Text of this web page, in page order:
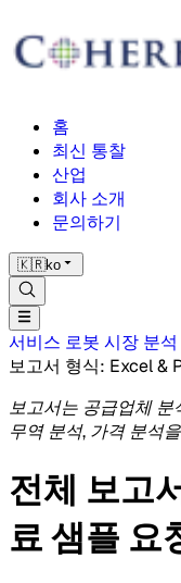
홈
최신 통찰
산업
회사 소개
문의하기
🇰🇷ko
서비스 로봇 시장 분석
보고서 형식: Excel &
보고서는 공급업체 분
무역 분석, 가격 분석
전체 보고
료 샘플 요